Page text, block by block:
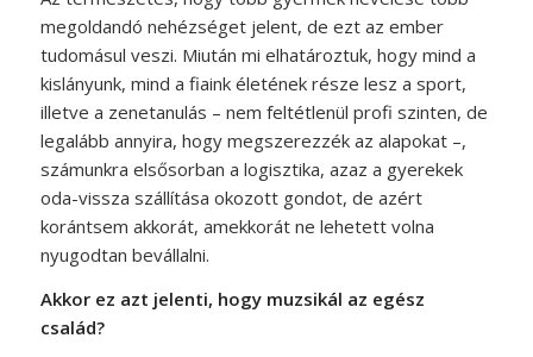
megoldandó nehézséget jelent, de ezt az ember
tudomásul veszi. Miután mi elhatároztuk, hogy mind a
kislányunk, mind a fiaink életének része lesz a sport,
illetve a zenetanulás – nem feltétlenül profi szinten, de
legalább annyira, hogy megszerezzék az alapokat –,
számunkra elsősorban a logisztika, azaz a gyerekek
oda-vissza szállítása okozott gondot, de azért
korántsem akkorát, amekkorát ne lehetett volna
nyugodtan bevállalni.
Akkor ez azt jelenti, hogy muzsikál az egész
család?